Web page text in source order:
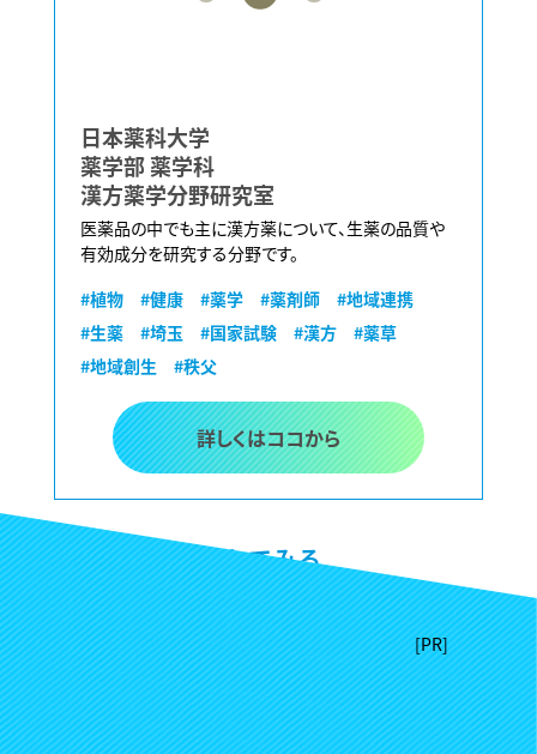
日本薬科大学
薬学部 薬学科
漢方薬学分野研究室
医薬品の中でも主に漢方薬について、生薬の品質や
有効成分を研究する分野です。
#植物
#健康 #薬学 #薬剤師
#地域連携
#生薬
#埼玉 #国家試験 #漢方
#薬草
#地域創生
#秩父
詳しくはココから
掲載リクエストしてみる